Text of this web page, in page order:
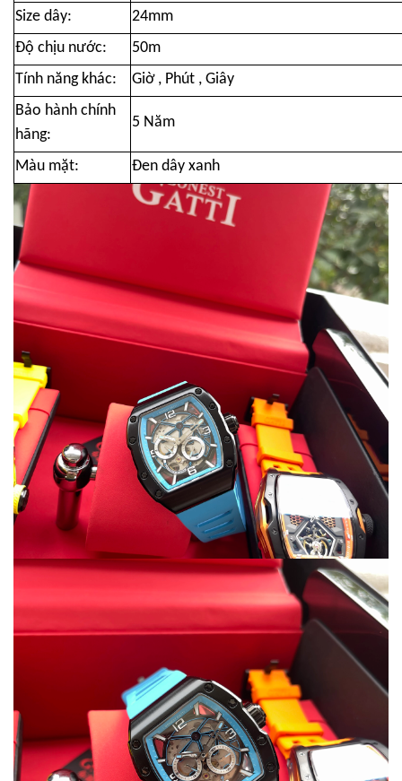
Size dây:
24mm
Độ chịu nước:
50m
Tính năng khác:
Giờ , Phút , Giây
Bảo hành chính
hãng:
5 Năm
Màu mặt: Đen dây xanh